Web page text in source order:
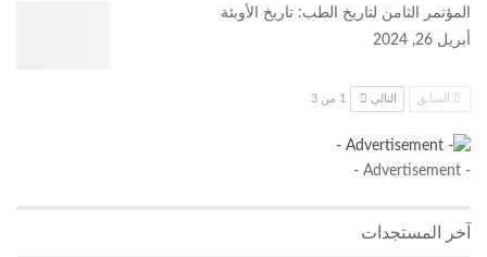
المؤتمر الثامن لتاريخ الطب: تاريخ الأوبئة
أبريل 26, 2024
السابق التالي 1 من 3
- Advertisement -
آخر المستجدات